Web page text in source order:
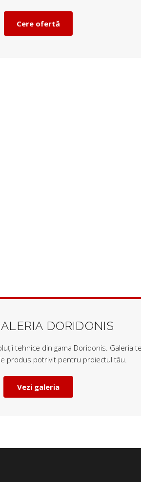
Cere ofertă
DORIDONIS
tehnice din gama Doridonis. Galeria
produs potrivit pentru proiectul tău.
Vezi galeria